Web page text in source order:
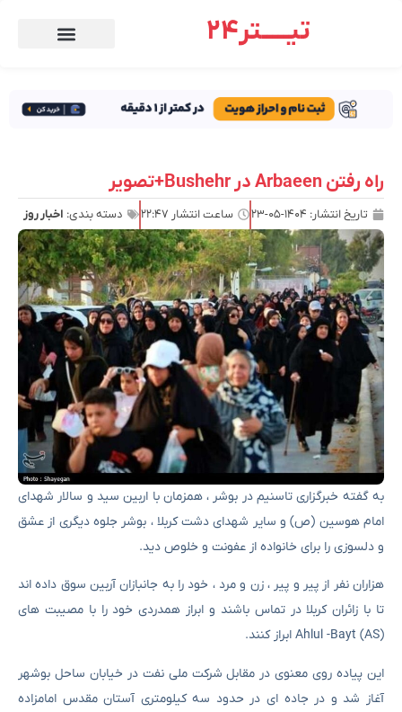
تیـــــتر24
راه رفتن Arbaeen در Bushehr+تصویر
تاریخ انتشار: ۱۴۰۴-۰۵-۲۳ ساعت انتشار ۲۲:۴۷ دسته بندی: اخبار روز
به گفته خبرگزاری تاسنیم در بوشر ، همزمان با اربین سید و سالار شهدای
امام هوسین (ص) و سایر شهدای دشت کربلا ، بوشر جلوه دیگری از عشق
و دلسوزی را برای خانواده از عفونت و خلوص دید.
هزاران نفر از پیر و پیر ، زن و مرد ، خود را به جانبازان آربین سوق داده اند
تا با زائران کربلا در تماس باشند و ابراز همدردی خود را با مصیبت های
Ahlul -Bayt (AS) ابراز کنند.
این پیاده روی معنوی در مقابل شرکت ملی نفت در خیابان ساحل بوشهر
آغاز شد و در جاده ای در حدود سه کیلومتری آستان مقدس امامزاده